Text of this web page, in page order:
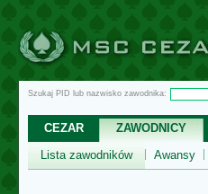
Szukaj PID lub nazwisko zawodnika:
CEZAR ZAWODNICY
Lista zawodników
Awansy